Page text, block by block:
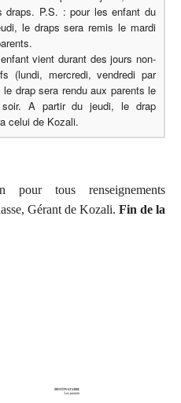
draps. P.S. : pour les enfant du
le draps sera remis le mardi
vient durant des jours non-
(lundi, mercredi, vendredi par
le drap sera rendu aux parents le
soir. A partir du jeudi, le drap
celui de Kozali.
pour tous renseignements
Gérant de Kozali. Fin de la